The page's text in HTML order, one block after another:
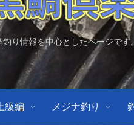
り情報を中心としたページで
上級編 メジナ釣り